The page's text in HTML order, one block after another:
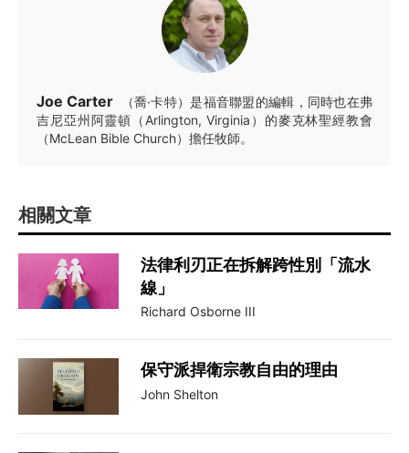
Joe Carter
（喬·卡特）是福音聯盟的編輯，同時也在弗
吉尼亞州阿靈頓（Arlington, Virginia）的麥克林聖經教會
（McLean Bible Church）擔任牧師。
相關文章
法律利刃正在拆解跨性別「流水
線」
Richard Osborne III
保守派捍衛宗教自由的理由
John Shelton